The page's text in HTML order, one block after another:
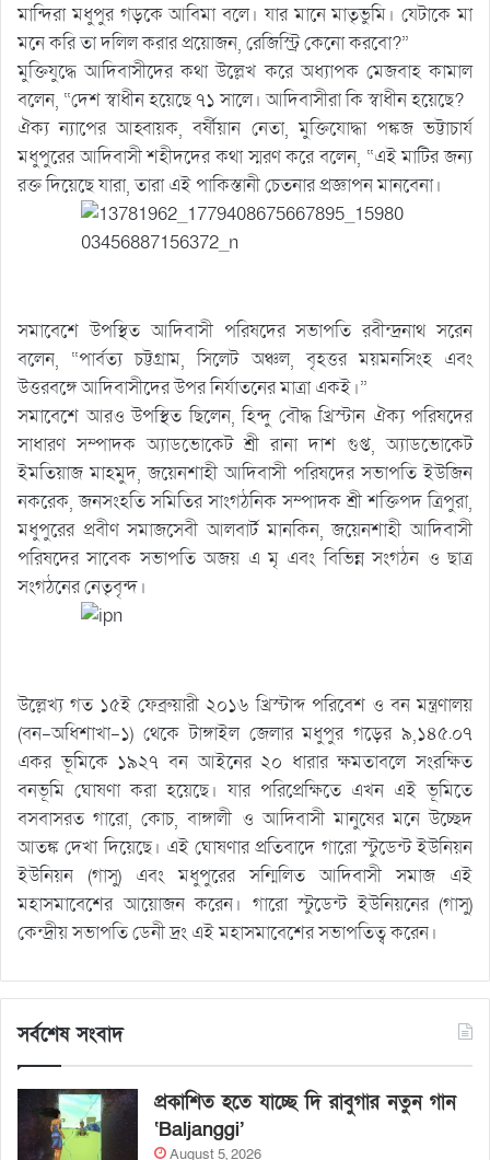
মান্দিরা মধুপুর গড়কে আবিমা বলে। যার মানে মাতৃভুমি। যেটাকে মা
মনে করি তা দলিল করার প্রয়োজন, রেজিস্ট্রি কেনো করবো?”
মুক্তিযুদ্ধে আদিবাসীদের কথা উল্লেখ করে অধ্যাপক মেজবাহ কামাল
বলেন, “দেশ স্বাধীন হয়েছে ৭১ সালে। আদিবাসীরা কি স্বাধীন হয়েছে?
ঐক্য ন্যাপের আহ্বায়ক, বর্ষীয়ান নেতা, মুক্তিযোদ্ধা পঙ্কজ ভট্টাচার্য
মধুপুরের আদিবাসী শহীদদের কথা স্মরণ করে বলেন, “এই মাটির জন্য
রক্ত দিয়েছে যারা, তারা এই পাকিস্তানী চেতনার প্রজ্ঞাপন মানবেনা।
সমাবেশে উপস্থিত আদিবাসী পরিষদের সভাপতি রবীন্দ্রনাথ সরেন
বলেন, “পার্বত্য চট্টগ্রাম, সিলেট অঞ্চল, বৃহত্তর ময়মনসিংহ এবং
উত্তরবঙ্গে আদিবাসীদের উপর নির্যাতনের মাত্রা একই।”
সমাবেশে আরও উপস্থিত ছিলেন, হিন্দু বৌদ্ধ খ্রিস্টান ঐক্য পরিষদের
সাধারণ সম্পাদক অ্যাডভোকেট শ্রী রানা দাশ গুপ্ত, অ্যাডভোকেট
ইমতিয়াজ মাহমুদ, জয়েনশাহী আদিবাসী পরিষদের সভাপতি ইউজিন
নকরেক, জনসংহতি সমিতির সাংগঠনিক সম্পাদক শ্রী শক্তিপদ ত্রিপুরা,
মধুপুরের প্রবীণ সমাজসেবী আলবার্ট মানকিন, জয়েনশাহী আদিবাসী
পরিষদের সাবেক সভাপতি অজয় এ মৃ এবং বিভিন্ন সংগঠন ও ছাত্র
সংগঠনের নেতৃবৃন্দ।
উল্লেখ্য গত ১৫ই ফেব্রুয়ারী ২০১৬ খ্রিস্টাব্দ পরিবেশ ও বন মন্ত্রণালয়
(বন-অধিশাখা-১) থেকে টাঙ্গাইল জেলার মধুপুর গড়ের ৯,১৪৫.০৭
একর ভূমিকে ১৯২৭ বন আইনের ২০ ধারার ক্ষমতাবলে সংরক্ষিত
বনভূমি ঘোষণা করা হয়েছে। যার পরিপ্রেক্ষিতে এখন এই ভূমিতে
বসবাসরত গারো, কোচ, বাঙ্গালী ও আদিবাসী মানুষের মনে উচ্ছেদ
আতঙ্ক দেখা দিয়েছে। এই ঘোষণার প্রতিবাদে গারো স্টুডেন্ট ইউনিয়ন
ইউনিয়ন (গাসু) এবং মধুপুরের সন্মিলিত আদিবাসী সমাজ এই
মহাসমাবেশের আয়োজন করেন। গারো স্টুডেন্ট ইউনিয়নের (গাসু)
কেন্দ্রীয় সভাপতি ডেনী দ্রং এই মহাসমাবেশের সভাপতিত্ব করেন।
সর্বশেষ সংবাদ
প্রকাশিত হতে যাচ্ছে দি রাবুগার নতুন গান
‘Baljanggi’
August 5, 2026